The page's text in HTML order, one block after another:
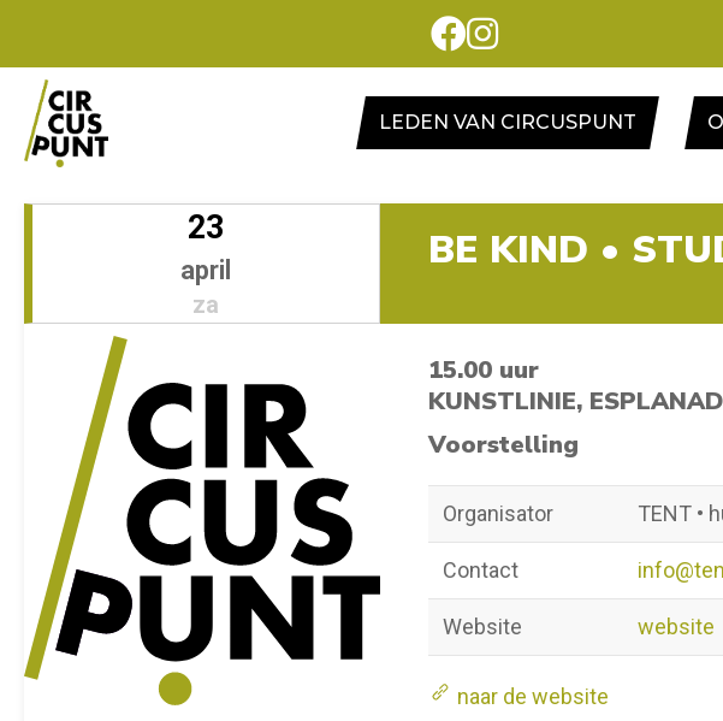
LEDEN VAN CIRCUSPUNT
23
april
za
BE KIND •
15.00 uur
KUNSTLINIE,
Voorstelling
Organisator TENT •
Contact
Website website
naar de website